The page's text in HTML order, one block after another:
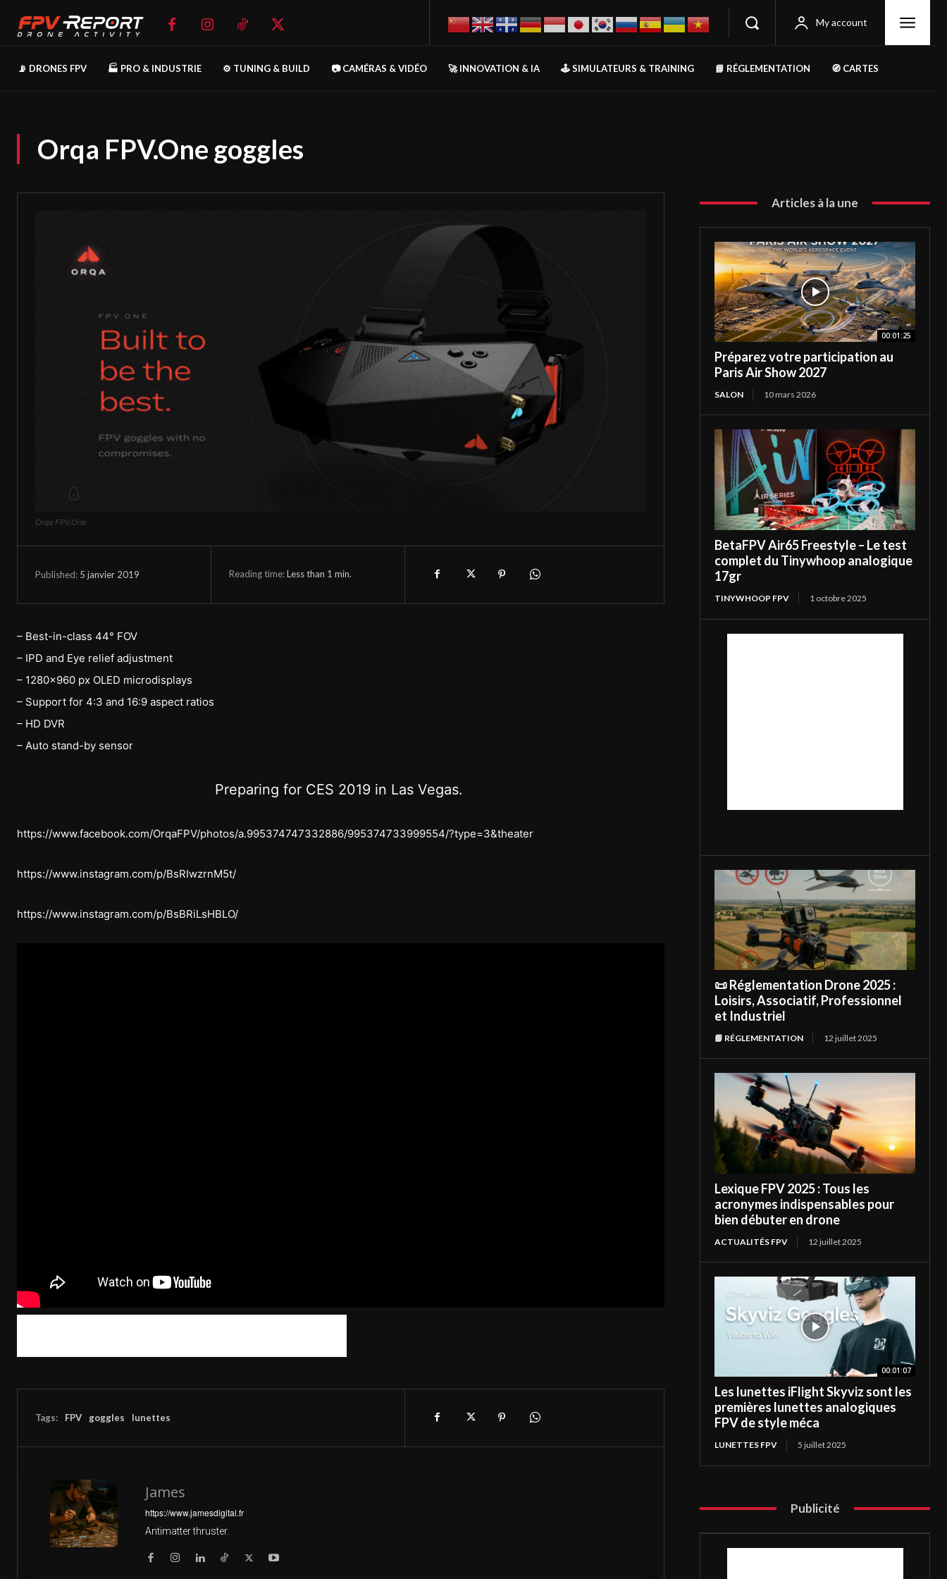
My account
📡 DRONES FPV 🏭 PRO & INDUSTRIE ⚙️ TUNING & BUILD 📷 CAMÉRAS & VIDÉO 🚀 INNOVATION & IA 🕹️ SIMULATEURS & TRAINING 📘 RÉGLEMENTATION 🧭 CARTES
Orqa FPV.One goggles
Orqa FPV.One
Published: 5 janvier 2019 Reading time:Less than 1 min.
– Best-in-class 44° FOV
– IPD and Eye relief adjustment
– 1280×960 px OLED microdisplays
– Support for 4:3 and 16:9 aspect ratios
– HD DVR
– Auto stand-by sensor
Preparing for CES 2019 in Las Vegas.
https://www.facebook.com/OrqaFPV/photos/a.995374747332886/995374733999554/?type=3&theater
https://www.instagram.com/p/BsRIwzrnM5t/
https://www.instagram.com/p/BsBRiLsHBLO/
Tags: FPV goggles lunettes
James
https://www.jamesdigital.fr
Antimatter thruster.
Articles à la une
00:01:25
Préparez votre participation au
Paris Air Show 2027
SALON 10 mars 2026
BetaFPV Air65 Freestyle – Le test
complet du Tinywhoop analogique
17gr
TINYWHOOP FPV 1 octobre 2025
📜 Réglementation Drone 2025 :
Loisirs, Associatif, Professionnel
et Industriel
📘 RÉGLEMENTATION 12 juillet 2025
Lexique FPV 2025 : Tous les
acronymes indispensables pour
bien débuter en drone
ACTUALITÉS FPV 12 juillet 2025
00:01:07
Les lunettes iFlight Skyviz sont les
premières lunettes analogiques
FPV de style méca
LUNETTES FPV 5 juillet 2025
Publicité